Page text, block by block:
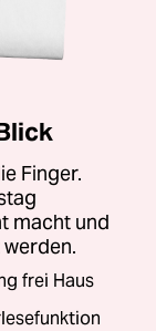
Finger.
macht und
frei Haus